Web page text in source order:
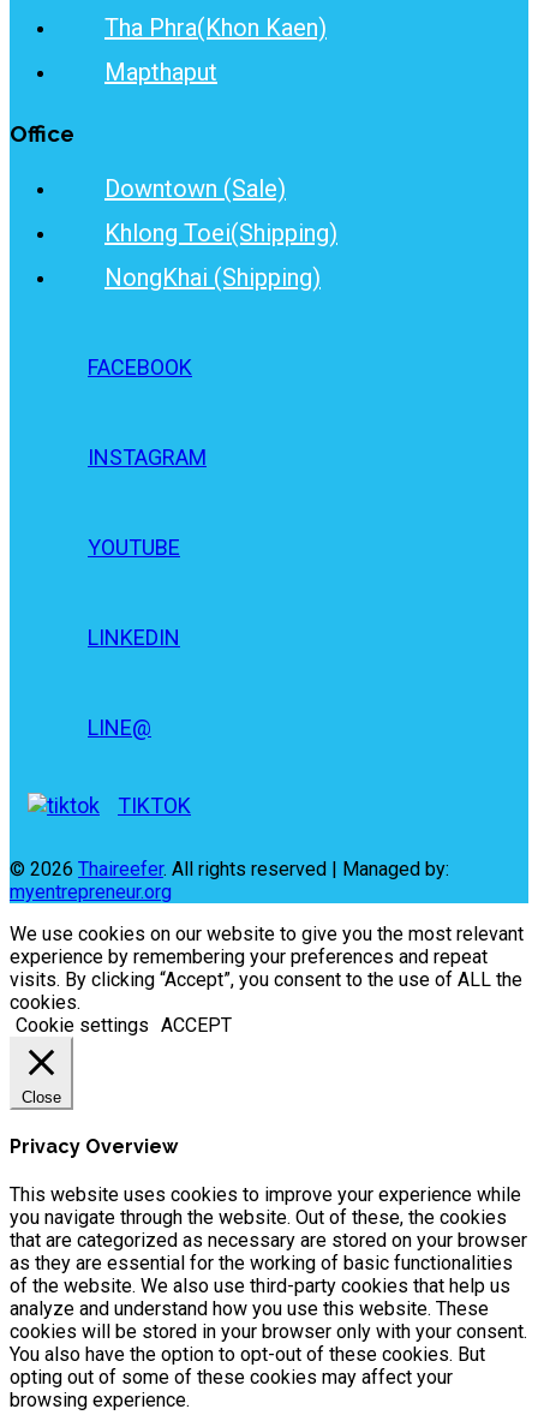
Tha Phra(Khon Kaen)
Mapthaput
Office
Downtown (Sale)
Khlong Toei(Shipping)
NongKhai (Shipping)
FACEBOOK
INSTAGRAM
YOUTUBE
LINKEDIN
LINE@
TIKTOK
© 2026 Thaireefer. All rights reserved | Managed by:
myentrepreneur.org
We use cookies on our website to give you the most relevant
experience by remembering your preferences and repeat
visits. By clicking “Accept”, you consent to the use of ALL the
cookies.
Cookie settings ACCEPT
Close
Privacy Overview
This website uses cookies to improve your experience while
you navigate through the website. Out of these, the cookies
that are categorized as necessary are stored on your browser
as they are essential for the working of basic functionalities
of the website. We also use third-party cookies that help us
analyze and understand how you use this website. These
cookies will be stored in your browser only with your consent.
You also have the option to opt-out of these cookies. But
opting out of some of these cookies may affect your
browsing experience.